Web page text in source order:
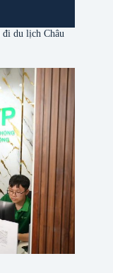
du lịch Châu